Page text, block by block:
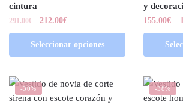
cintura
291.00€ 212.00€
Seleccionar opciones
y
155.00€ –
-30% -38%